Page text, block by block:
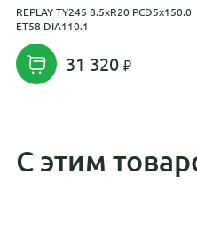
REPLAY TY245 8.5xR20 PCD5x150.0
ET58 DIA110.1
31 320
С этим